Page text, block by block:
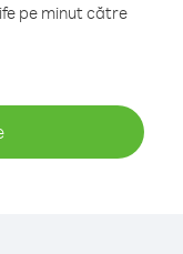
pe minut către